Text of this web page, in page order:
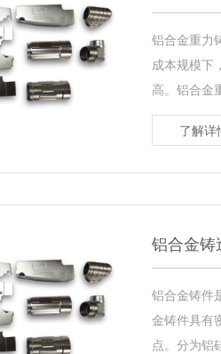
铝合金重力
成本规模下
高。铝合金
了解详
铝合金铸
铝合金铸件
金铸件具有
点。分为铝